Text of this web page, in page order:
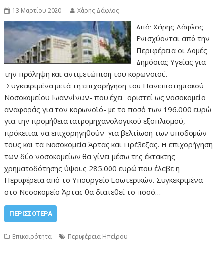
13 Μαρτίου 2020 Χάρης Δάφλος
Από: Χάρης Δάφλος–
Ενισχύονται από την
Περιφέρεια οι Δομές
Δημόσιας Υγείας για
την πρόληψη και αντιμετώπιση του κορωνοϊού.
Συγκεκριμένα μετά τη επιχορήγηση του Πανεπιστημιακού
Νοσοκομείου Ιωαννίνων- που έχει οριστεί ως νοσοκομείο
αναφοράς για τον κορωνοϊό- με το ποσό των 196.000 ευρώ
για την προμήθεια ιατρομηχανολογικού εξοπλισμού,
πρόκειται να επιχορηγηθούν για βελτίωση των υποδομών
τους και τα Νοσοκομεία Άρτας και Πρέβεζας. Η επιχορήγηση
των δύο νοσοκομείων θα γίνει μέσω της έκτακτης
χρηματοδότησης ύψους 285.000 ευρώ που έλαβε η
Περιφέρεια από το Υπουργείο Εσωτερικών. Συγκεκριμένα
στο Νοσοκομείο Άρτας θα διατεθεί το ποσό…
ΠΕΡΙΣΣΌΤΕΡΑ
Επικαιρότητα Περιφέρεια Ηπείρου